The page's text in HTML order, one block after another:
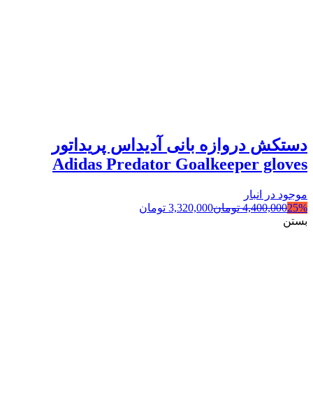
دستکش دروازه بانی آدیداس پریداتور
Adidas Predator Goalkeeper gloves
موجود در انبار
25%
4,400,000 تومان3,320,000 تومان
بستن